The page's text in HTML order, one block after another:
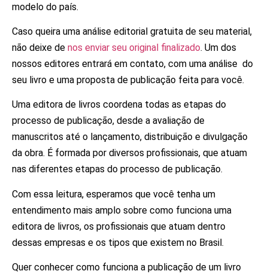
modelo do país.
Caso queira uma análise editorial gratuita de seu material,
não deixe de nos enviar seu original finalizado. Um dos
nossos editores entrará em contato, com uma análise do
seu livro e uma proposta de publicação feita para você.
Uma editora de livros coordena todas as etapas do
processo de publicação, desde a avaliação de
manuscritos até o lançamento, distribuição e divulgação
da obra. É formada por diversos profissionais, que atuam
nas diferentes etapas do processo de publicação.
Com essa leitura, esperamos que você tenha um
entendimento mais amplo sobre como funciona uma
editora de livros, os profissionais que atuam dentro
dessas empresas e os tipos que existem no Brasil.
Quer conhecer como funciona a publicação de um livro